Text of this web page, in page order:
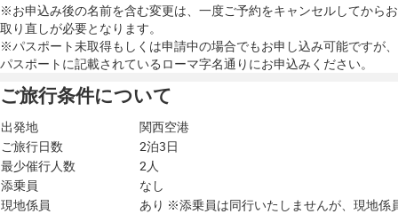
※お申込み後の名前を含む変更は、一度ご予約をキャンセルしてからお
取り直しが必要となります。
※パスポート未取得もしくは申請中の場合でもお申し込み可能ですが、
パスポートに記載されているローマ字名通りにお申込みください。
ご旅行条件について
出発地
関西空港
ご旅行日数
2泊3日
最少催行人数
2人
添乗員
なし
現地係員
あり ※添乗員は同行いたしませんが、現地係